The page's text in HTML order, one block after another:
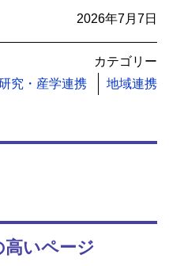
2026年7月7日
カテゴリー
究・産学連携 地域連携
高いページ